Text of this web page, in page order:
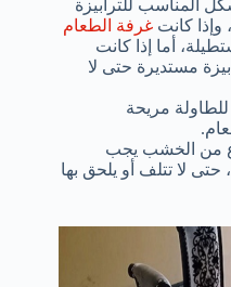
المناسب للترابيزة
وإذا كانت غرفة الطعام
أما إذا كانت
مستديرة حتى لا
مريحة
من الخشب يجب
حتى لا تتلف أو يلحق بها